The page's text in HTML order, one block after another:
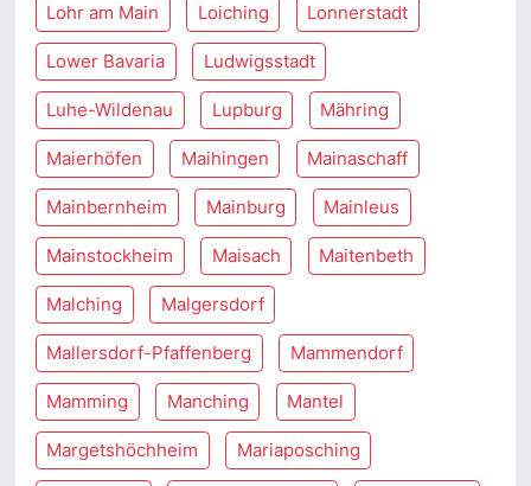
Lohr am Main Loiching Lonnerstadt
Lower Bavaria Ludwigsstadt
Luhe-Wildenau Lupburg Mähring
Maierhöfen Maihingen Mainaschaff
Mainbernheim Mainburg Mainleus
Mainstockheim Maisach Maitenbeth
Malching Malgersdorf
Mallersdorf-Pfaffenberg Mammendorf
Mamming Manching Mantel
Margetshöchheim Mariaposching